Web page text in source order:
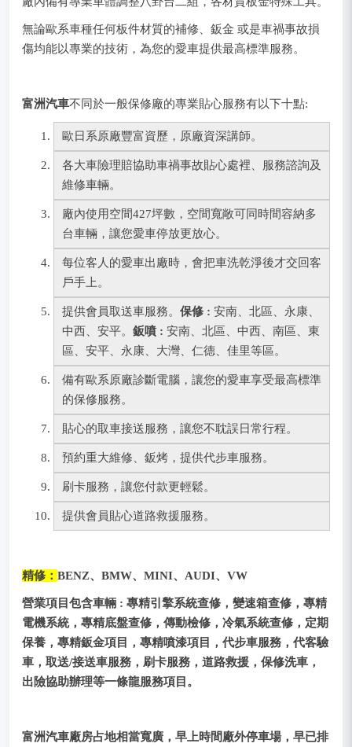
無論歐系車種任何板件材質的補修、鈑金 或是車禍事故損
傷均能以專業的技術，為您的愛車提供最高標準服務。
富洲汽車不同於一般保修廠的專業貼心服務有以下十點:
歐日系原廠豐富資歷，原廠資深講師。
各大車險理賠協助車禍事故貼心處裡、服務諮詢及
維修車輛。
廠內使用空間427坪數，空間寬敞可同時間容納多
台車輛，讓您愛車停放更放心。
每位客人的愛車出廠時，會把車洗乾淨後才交回客
戶手上。
提供會員取送車服務。 保修 : 安南、北區、永康、
中西、安平。 鈑噴 : 安南、北區、中西、南區、東
區、安平、永康、大灣、仁德、佳里等區。
備有歐系原廠診斷電腦，讓您的愛車享受最高標準
的保修服務。
貼心的取車接送服務，讓您不耽誤日常行程。
預約重大維修、鈑烤，提供代步車服務。
刷卡服務，讓您付款更輕鬆。
提供會員貼心道路救援服務。
精修： BENZ、BMW、MINI、AUDI、VW
營業項目包含車輛 : 專精引擎系統查修，變速箱查修，專精
電機系統，專精底盤查修，傳動檢修，冷氣系統查修，定期
保養，專精鈑金項目，專精噴漆項目，代步車服務，代客驗
車，取送/接送車服務，刷卡服務，道路救援，保修洗車，
出險協助辦理等一條龍服務項目。
富洲汽車廠房占地相當寬廣，早上時間廠外停車場，早已排